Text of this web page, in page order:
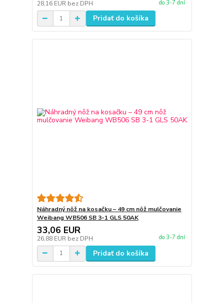
28,16 EUR bez DPH do 3-7 dní
Pridať do košíka
Náhradný nôž na kosačku – 49 cm nôž mulčovanie
Weibang WB506 SB 3-1 GLS 50AK
33,06 EUR
26,88 EUR bez DPH do 3-7 dní
Pridať do košíka